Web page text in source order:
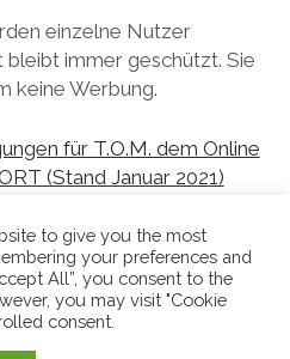
einzelne Nutzer
immer geschützt. Sie
keine Werbung.
für T.O.M. dem Online
(Stand Januar 2021)
to give you the most
your preferences and
All”, you consent to the
you may visit "Cookie
consent.